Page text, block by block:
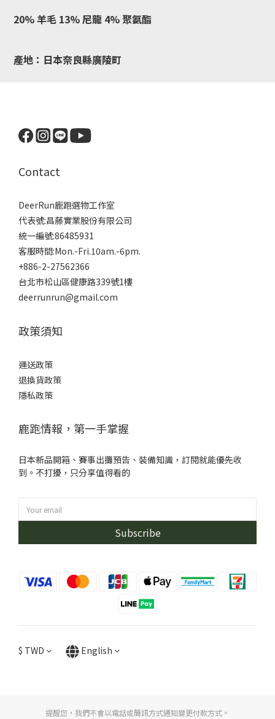
20% 羊毛 13% 尼龍 4% 聚氨酯
產地： 日本奈良縣廣陵町
Contact
DeerRun鹿跑選物工作室
代表號:昌藤實業股份有限公司
統一編號:86485931
客服時間:Mon.-Fri.10am.-6pm.
+886-2-27562366
台北市松山區健康路339號1樓
deerrunrun@gmail.com
政策須知
運送政策
退換貨政策
隱私政策
鹿跑情報，第一手掌握
日本新品開箱、賽事出攤預告、裝備知識，訂閱就能優先收
到。不打擾，只分享值得看的
Subscribe
$ TWD English
提醒您，我們不會以電話或簡訊方式通知變更付款方式。